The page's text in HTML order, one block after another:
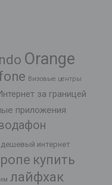
Orange
Визовые центры
за границей
приложения
дешевый интернет
купить
лайфхак